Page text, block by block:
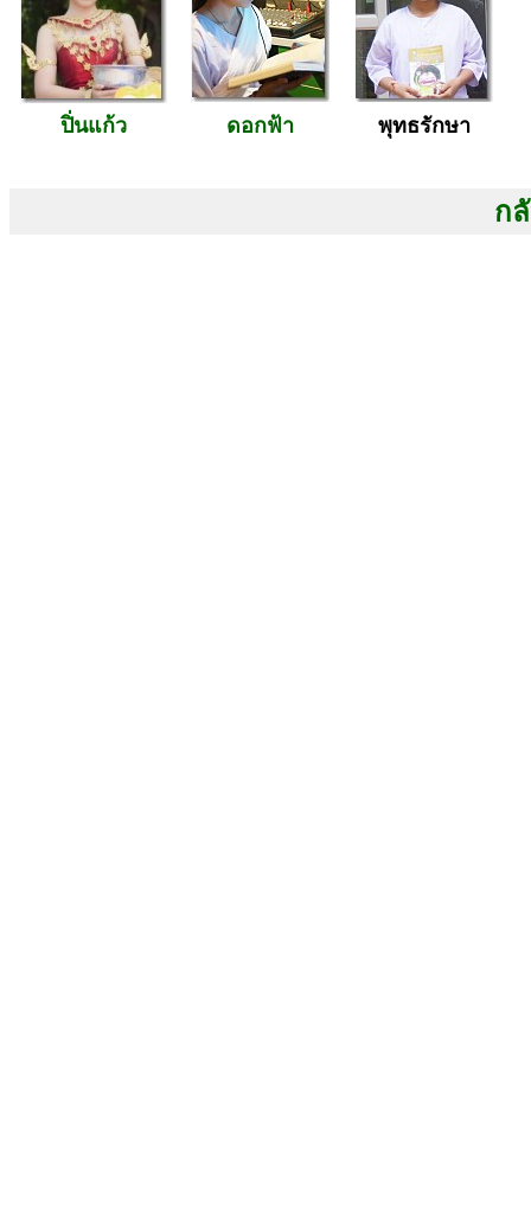
ปิ่นแก้ว ดอกฟ้า พุทธรักษา
ก